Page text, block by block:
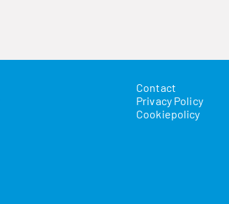
Contact
Privacy Policy
Cookiepolicy